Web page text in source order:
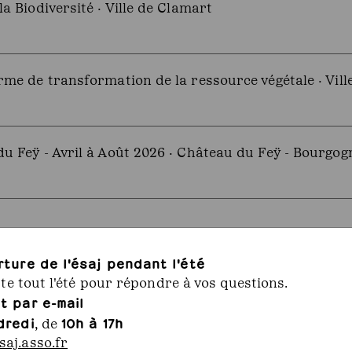
de l'ésaj pendant l'été
tout l'été pour répondre à vos questions.
par e-mail
, de10h à 17h
Biodiversité · Ville de Clamart
de transformation de la ressource végétale ·
Feÿ - Avril à Août 2026 · Château du Feÿ -
· CARRADORI PAYSAGE
2026